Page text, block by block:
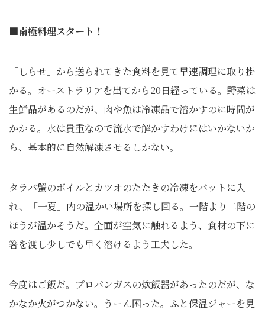
■南極料理スタート！
「しらせ」から送られてきた食料を見て早速調理に取り掛
かる。オーストラリアを出てから20日経っている。野菜は
生鮮品があるのだが、肉や魚は冷凍品で溶かすのに時間が
かかる。水は貴重なので流水で解かすわけにはいかないか
ら、基本的に自然解凍させるしかない。
タラバ蟹のボイルとカツオのたたきの冷凍をバットに入
れ、「一夏」内の温かい場所を探し回る。一階より二階の
ほうが温かそうだ。全面が空気に触れるよう、食材の下に
箸を渡し少しでも早く溶けるよう工夫した。
今度はご飯だ。プロパンガスの炊飯器があったのだが、な
かなか火がつかない。うーん困った。ふと保温ジャーを見